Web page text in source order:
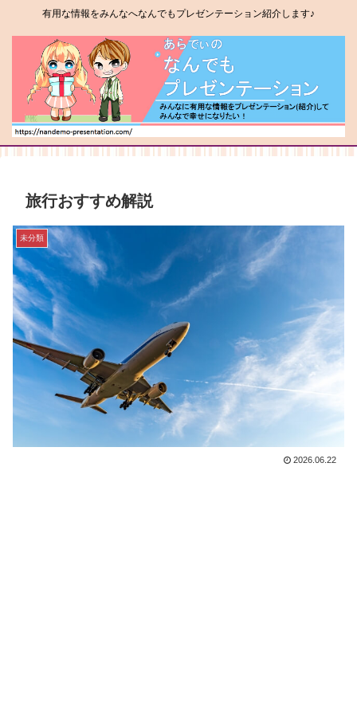
有用な情報をみんなへなんでもプレゼンテーション紹介します♪
旅行おすすめ解説
未分類
2026.06.22